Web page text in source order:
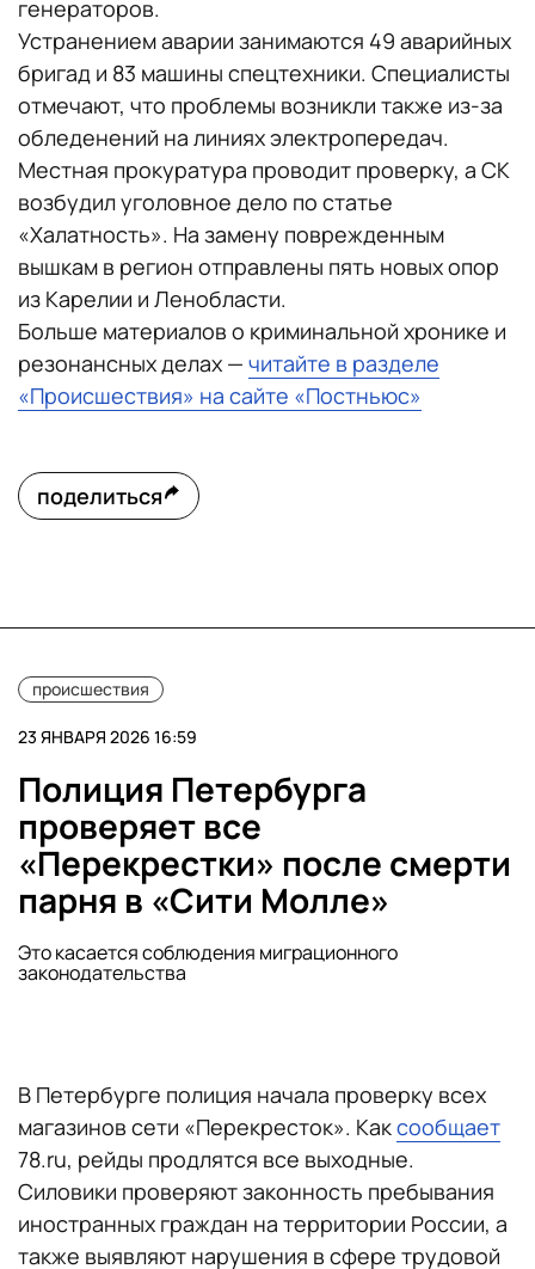
генераторов.
Устранением аварии занимаются 49 аварийных
бригад и 83 машины спецтехники. Специалисты
отмечают, что проблемы возникли также из-за
обледенений на линиях электропередач.
Местная прокуратура проводит проверку, а СК
возбудил уголовное дело по статье
«Халатность». На замену поврежденным
вышкам в регион отправлены пять новых опор
из Карелии и Ленобласти.
Больше материалов о криминальной хронике и
резонансных делах — читайте в разделе
«Происшествия» на сайте «Постньюс»
поделиться
происшествия
23 ЯНВАРЯ 2026 16:59
Полиция Петербурга
проверяет все
«Перекрестки» после смерти
парня в «Сити Молле»
Это касается соблюдения миграционного
законодательства
В Петербурге полиция начала проверку всех
магазинов сети «Перекресток». Каксообщает
78.ru, рейды продлятся все выходные.
Силовики проверяют законность пребывания
иностранных граждан на территории России, а
также выявляют нарушения в сфере трудовой